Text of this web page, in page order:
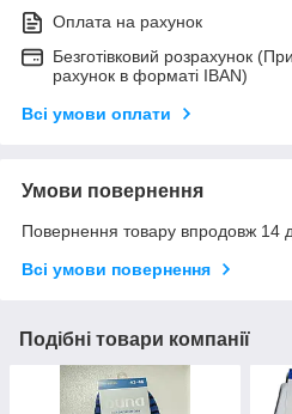
Оплата на рахунок
Безготівковий розрахунок
рахунок в форматі IBAN)
Всі умови оплати
Умови повернення
Повернення товару впродовж 14
Всі умови повернення
Подібні товари компанії